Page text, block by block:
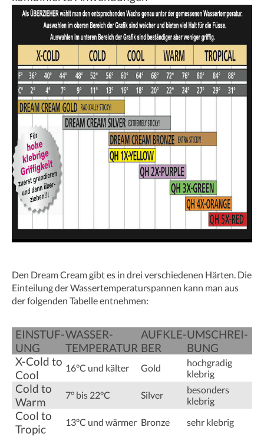
Den Dream Cream gibt es in drei verschiedenen Härten. Die
Einteilung der Wassertemperaturspannen kann man aus
der folgenden Tabelle entnehmen:
EINSTUF­
UNG
WASSER­
TEMPERATUR
AUFKLE­
BER
UMSCHREI­
BUNG
X-Cold to
Cool
16°C und kälter Gold
hochgradig
klebrig
Cold to
Warm
7° bis 22°C Silver
besonders
klebrig
Cool to
Tropic
13°C und wärmer Bronze sehr klebrig